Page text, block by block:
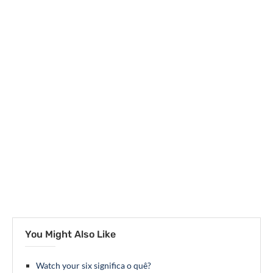
You Might Also Like
Watch your six significa o quê?